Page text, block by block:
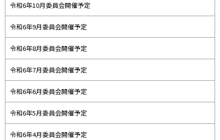
令和6年10月委員会開催予定
令和6年9月委員会開催予定
令和6年8月委員会開催予定
令和6年7月委員会開催予定
令和6年6月委員会開催予定
令和6年5月委員会開催予定
令和6年4月委員会開催予定